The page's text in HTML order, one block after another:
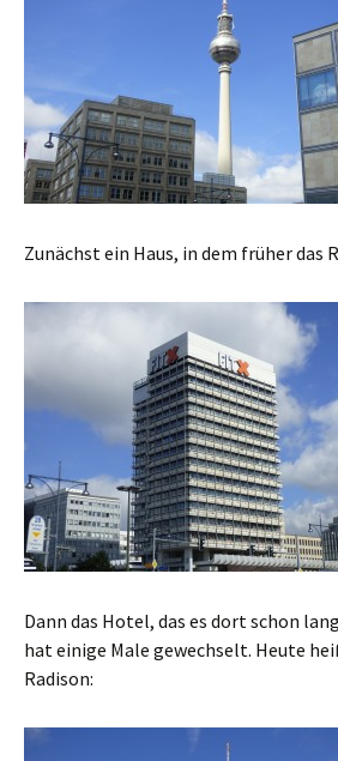
Zunächst ein Haus, in dem früher das
Dann das Hotel, das es dort schon
hat einige Male gewechselt. Heute
Radison: